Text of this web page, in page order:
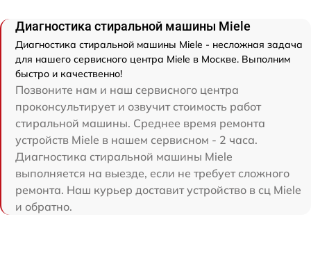
Диагностика стиральной машины Miele
Диагностика стиральной машины Miele - несложная задача
для нашего сервисного центра Miele в Москве. Выполним
быстро и качественно!
Позвоните нам и наш сервисного центра
проконсультирует и озвучит стоимость работ
стиральной машины. Среднее время ремонта
устройств Miele в нашем сервисном - 2 часа.
Диагностика стиральной машины Miele
выполняется на выезде, если не требует сложного
ремонта. Наш курьер доставит устройство в сц Miele
и обратно.